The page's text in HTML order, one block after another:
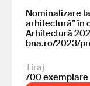
Nominalizare
arhitectură” în
Arhitectură
bna.ro/2023/
Tiraj
700 exemplare